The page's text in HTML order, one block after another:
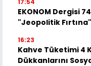
EKONOM Dergisi
"Jeopolitik
16:23
Kahve Tüketimi 4
Dükkanlarını